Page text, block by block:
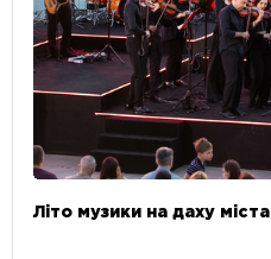
Літо музики на даху міста